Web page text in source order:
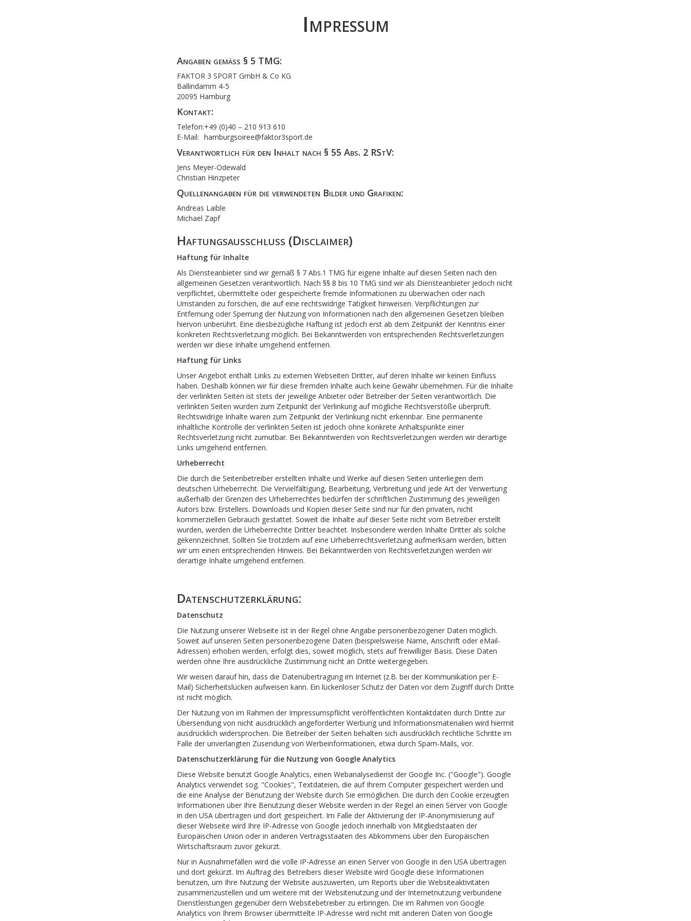
Impressum
Angaben gemäß § 5 TMG:
FAKTOR 3 SPORT GmbH & Co KG
Ballindamm 4-5
20095 Hamburg
Kontakt:
Telefon:+49 (0)40 – 210 913 610
E-Mail: hamburgsoiree@faktor3sport.de
Verantwortlich für den Inhalt nach § 55 Abs. 2 RStV:
Jens Meyer-Odewald
Christian Hinzpeter
Quellenangaben für die verwendeten Bilder und Grafiken:
Andreas Laible
Michael Zapf
Haftungsausschluss (Disclaimer)
Haftung für Inhalte
Als Diensteanbieter sind wir gemäß § 7 Abs.1 TMG für eigene Inhalte auf diesen Seiten nach den
allgemeinen Gesetzen verantwortlich. Nach §§ 8 bis 10 TMG sind wir als Diensteanbieter jedoch nicht
verpflichtet, übermittelte oder gespeicherte fremde Informationen zu überwachen oder nach
Umständen zu forschen, die auf eine rechtswidrige Tätigkeit hinweisen. Verpflichtungen zur
Entfernung oder Sperrung der Nutzung von Informationen nach den allgemeinen Gesetzen bleiben
hiervon unberührt. Eine diesbezügliche Haftung ist jedoch erst ab dem Zeitpunkt der Kenntnis einer
konkreten Rechtsverletzung möglich. Bei Bekanntwerden von entsprechenden Rechtsverletzungen
werden wir diese Inhalte umgehend entfernen.
Haftung für Links
Unser Angebot enthält Links zu externen Webseiten Dritter, auf deren Inhalte wir keinen Einfluss
haben. Deshalb können wir für diese fremden Inhalte auch keine Gewähr übernehmen. Für die Inhalte
der verlinkten Seiten ist stets der jeweilige Anbieter oder Betreiber der Seiten verantwortlich. Die
verlinkten Seiten wurden zum Zeitpunkt der Verlinkung auf mögliche Rechtsverstöße überprüft.
Rechtswidrige Inhalte waren zum Zeitpunkt der Verlinkung nicht erkennbar. Eine permanente
inhaltliche Kontrolle der verlinkten Seiten ist jedoch ohne konkrete Anhaltspunkte einer
Rechtsverletzung nicht zumutbar. Bei Bekanntwerden von Rechtsverletzungen werden wir derartige
Links umgehend entfernen.
Urheberrecht
Die durch die Seitenbetreiber erstellten Inhalte und Werke auf diesen Seiten unterliegen dem
deutschen Urheberrecht. Die Vervielfältigung, Bearbeitung, Verbreitung und jede Art der Verwertung
außerhalb der Grenzen des Urheberrechtes bedürfen der schriftlichen Zustimmung des jeweiligen
Autors bzw. Erstellers. Downloads und Kopien dieser Seite sind nur für den privaten, nicht
kommerziellen Gebrauch gestattet. Soweit die Inhalte auf dieser Seite nicht vom Betreiber erstellt
wurden, werden die Urheberrechte Dritter beachtet. Insbesondere werden Inhalte Dritter als solche
gekennzeichnet. Sollten Sie trotzdem auf eine Urheberrechtsverletzung aufmerksam werden, bitten
wir um einen entsprechenden Hinweis. Bei Bekanntwerden von Rechtsverletzungen werden wir
derartige Inhalte umgehend entfernen.
Datenschutzerklärung:
Datenschutz
Die Nutzung unserer Webseite ist in der Regel ohne Angabe personenbezogener Daten möglich.
Soweit auf unseren Seiten personenbezogene Daten (beispielsweise Name, Anschrift oder eMail-
Adressen) erhoben werden, erfolgt dies, soweit möglich, stets auf freiwilliger Basis. Diese Daten
werden ohne Ihre ausdrückliche Zustimmung nicht an Dritte weitergegeben.
Wir weisen darauf hin, dass die Datenübertragung im Internet (z.B. bei der Kommunikation per E-
Mail) Sicherheitslücken aufweisen kann. Ein lückenloser Schutz der Daten vor dem Zugriff durch Dritte
ist nicht möglich.
Der Nutzung von im Rahmen der Impressumspflicht veröffentlichten Kontaktdaten durch Dritte zur
Übersendung von nicht ausdrücklich angeforderter Werbung und Informationsmaterialien wird hiermit
ausdrücklich widersprochen. Die Betreiber der Seiten behalten sich ausdrücklich rechtliche Schritte im
Falle der unverlangten Zusendung von Werbeinformationen, etwa durch Spam-Mails, vor.
Datenschutzerklärung für die Nutzung von Google Analytics
Diese Website benutzt Google Analytics, einen Webanalysedienst der Google Inc. ("Google"). Google
Analytics verwendet sog. "Cookies", Textdateien, die auf Ihrem Computer gespeichert werden und
die eine Analyse der Benutzung der Website durch Sie ermöglichen. Die durch den Cookie erzeugten
Informationen über Ihre Benutzung dieser Website werden in der Regel an einen Server von Google
in den USA übertragen und dort gespeichert. Im Falle der Aktivierung der IP-Anonymisierung auf
dieser Webseite wird Ihre IP-Adresse von Google jedoch innerhalb von Mitgliedstaaten der
Europäischen Union oder in anderen Vertragsstaaten des Abkommens über den Europäischen
Wirtschaftsraum zuvor gekürzt.
Nur in Ausnahmefällen wird die volle IP-Adresse an einen Server von Google in den USA übertragen
und dort gekürzt. Im Auftrag des Betreibers dieser Website wird Google diese Informationen
benutzen, um Ihre Nutzung der Website auszuwerten, um Reports über die Websiteaktivitäten
zusammenzustellen und um weitere mit der Websitenutzung und der Internetnutzung verbundene
Dienstleistungen gegenüber dem Websitebetreiber zu erbringen. Die im Rahmen von Google
Analytics von Ihrem Browser übermittelte IP-Adresse wird nicht mit anderen Daten von Google